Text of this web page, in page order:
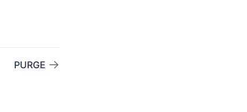
PURGE